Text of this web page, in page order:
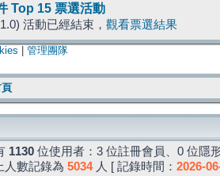
Top 15 票選活動
活動已經結束， 觀看票選結果
管理團隊
1130 位使用者：3 位註冊會員、0 位隱
人數記錄為 5034人 [ 記錄時間： 2026-